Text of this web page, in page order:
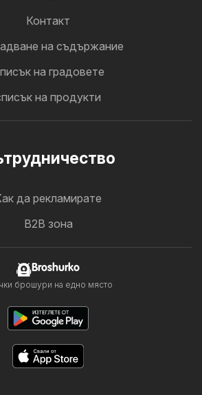
Контакт
на съдържание
на градовете
на продукти
да рекламирате
B2B зона
Broshurko
брошури на едно място